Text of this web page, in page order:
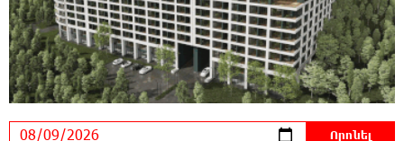
Ողբերգական դեպք՝ Երևանում․ Կիևյան
կամրջի տակ հայտնաբերվել է տղամարդու
մարմին
22:43:21 8-08-2026
Ադրբեջանի Սարով գյուղում տանը 18-ամյա